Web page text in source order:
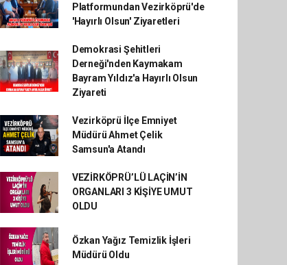
Platformundan Vezirköprü'de
'Hayırlı Olsun' Ziyaretleri
Demokrasi Şehitleri
Derneği'nden Kaymakam
Bayram Yıldız'a Hayırlı Olsun
Ziyareti
Vezirköprü İlçe Emniyet
Müdürü Ahmet Çelik
Samsun'a Atandı
VEZİRKÖPRÜ’LÜ LAÇİN’İN
ORGANLARI 3 KİŞİYE UMUT
OLDU
Özkan Yağız Temizlik İşleri
Müdürü Oldu